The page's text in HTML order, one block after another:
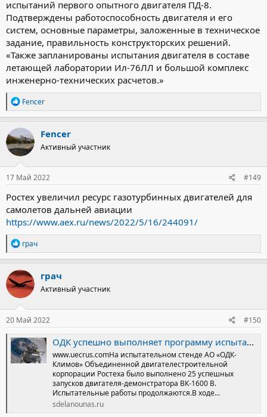
испытаний первого опытного двигателя ПД-8.
Подтверждены работоспособность двигателя и его
систем, основные параметры, заложенные в техническое
задание, правильность конструкторских решений.
«Также запланированы испытания двигателя в составе
летающей лаборатории Ил-76ЛЛ и большой комплекс
инженерно-технических расчетов.»
Р
е
а
к
ц
и
и
:
Fencer
Fencer
Активный участник
17 Май 2022 #149
Ростех увеличил ресурс газотурбинных двигателей для
самолетов дальней авиации
https://www.aex.ru/news/2022/5/16/244091/
Р
е
а
к
ц
и
и
:
грач
грач
Активный участник
20 Май 2022 #150
ОДК успешно выполняет программу испытаний двигателя ВК-1600 В для вертолета Ка-62
www.uecrus.comНа испытательном стенде АО «ОДК-
Климов» Объединенной двигателестроительной
корпорации Ростеха было выполнено 25 успешных
запусков двигателя-демонстратора ВК-1600 В.
Испытательные работы продолжаются.В ходе...
sdelanounas.ru